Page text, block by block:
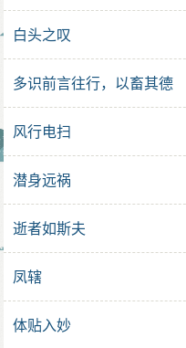
白头之叹
多识前言往行，以畜其德
风行电扫
潜身远祸
逝者如斯夫
凤辖
体贴入妙